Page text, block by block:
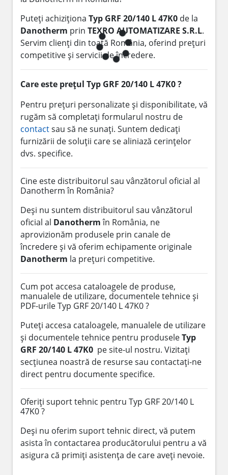
Puteți achiziționa Typ GRF 20/140 L 47K0 de la
Danotherm prin TEXRO AUTOMATIZARE S.R.L.
Servim clienți din toată România, oferind prețuri
competitive și servicii de încredere.
Care este prețul Typ GRF 20/140 L 47K0 ?
Pentru prețuri personalizate și disponibilitate, vă
rugăm să completați formularul nostru de
contactsau să ne sunați. Suntem dedicați
furnizării de soluții care se aliniază cerințelor
dvs. specifice.
Cine este distribuitorul sau vânzătorul oficial al
Danotherm în România?
Deși nu suntem distribuitorul sau vânzătorul
oficial al Danothermîn România, ne
aprovizionăm produsele prin canale de
încredere și vă oferim echipamente originale
Danotherm la prețuri competitive.
Cum pot accesa cataloagele de produse,
manualele de utilizare, documentele tehnice și
PDF-urile Typ GRF 20/140 L 47K0 ?
Puteți accesa cataloagele, manualele de utilizare
și documentele tehnice pentru produseleTyp
GRF 20/140 L 47K0 pe site-ul nostru. Vizitați
secțiunea noastră de resurse sau contactați-ne
direct pentru documente specifice.
Oferiți suport tehnic pentru Typ GRF 20/140 L
47K0 ?
Deși nu oferim suport tehnic direct, vă putem
asista în contactarea producătorului pentru a vă
asigura că primiți asistența de care aveți nevoie.